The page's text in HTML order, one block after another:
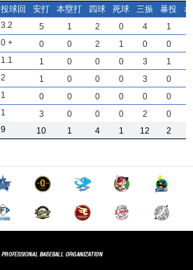
投球回 安打 本塁打 四球 死球 三振 暴投
3.2 5 1 2 0 4
1
0 + 0 0 2 1 0
0
1.1 1 0 0 0 3
1
2 1 0 0 0 3
0
1 0 0 0 0 0
0
1 3 0 0 0 2
0
9 10 1 4 1 12 2
投球回 安打 本塁打 四球 死球 三振 暴投
3.2 5 1 2 0 4
1
0 + 0 0 2 1 0
0
1.1 1 0 0 0 3
1
2 1 0 0 0 3
0
1 0 0 0 0 0
0
1 3 0 0 0 2
0
9 10 1 4 1 12 2
投球回 安打 本塁打 四球 死球 三振 暴投
3.2 5 1 2 0 4
1
0 + 0 0 2 1 0
0
1.1 1 0 0 0 3
1
2 1 0 0 0 3
0
1 0 0 0 0 0
0
1 3 0 0 0 2
0
9 10 1 4 1 12 2
投球回 安打 本塁打 四球 死球 三振 暴投
3.2 5 1 2 0 4
1
0 + 0 0 2 1 0
0
1.1 1 0 0 0 3
1
2 1 0 0 0 3
0
1 0 0 0 0 0
0
1 3 0 0 0 2
0
9 10 1 4 1 12 2